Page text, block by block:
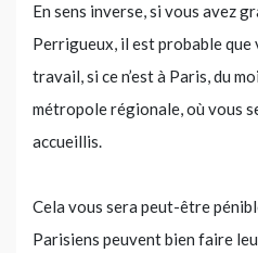
En sens inverse, si vous avez
Perrigueux, il est probable que
travail, si ce n’est à Paris, du
métropole régionale, où vous
accueillis.
Cela vous sera peut-être
Parisiens peuvent bien faire